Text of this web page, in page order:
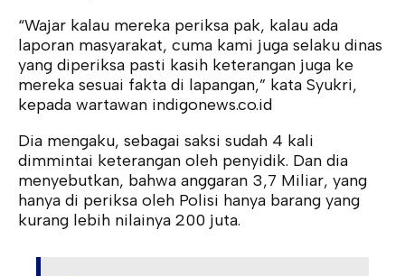
“Wajar kalau mereka periksa pak, kalau ada
laporan masyarakat, cuma kami juga selaku dinas
yang diperiksa pasti kasih keterangan juga ke
mereka sesuai fakta di lapangan,” kata Syukri,
kepada wartawan indigonews.co.id
Dia mengaku, sebagai saksi sudah 4 kali
dimmintai keterangan oleh penyidik. Dan dia
menyebutkan, bahwa anggaran 3,7 Miliar, yang
hanya di periksa oleh Polisi hanya barang yang
kurang lebih nilainya 200 juta.